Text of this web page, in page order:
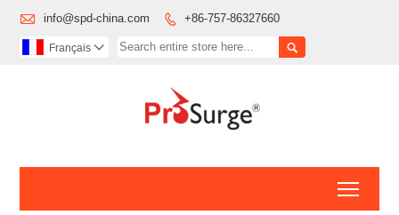
 info@spd-china.com  +86-757-86327660

Français 